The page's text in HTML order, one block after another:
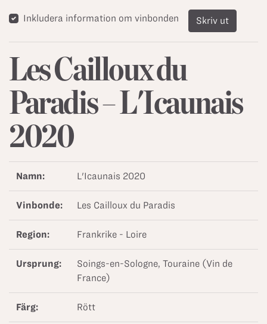
Inkludera information om vinbonden Skriv ut
Les Cailloux du
Paradis – L'Icaunais
2020
Namn: L'Icaunais 2020
Vinbonde: Les Cailloux du Paradis
Region: Frankrike - Loire
Ursprung:
Soings-en-Sologne, Touraine (Vin de
France)
Färg: Rött